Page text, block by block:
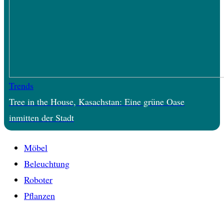
Trends
Tree in the House, Kasachstan: Eine grüne Oase
inmitten der Stadt
Möbel
Beleuchtung
Roboter
Pflanzen